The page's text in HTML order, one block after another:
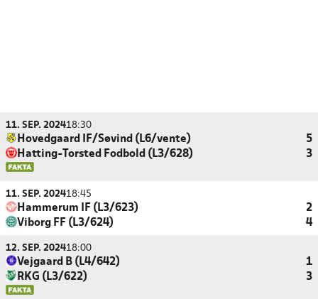
11. SEP. 202418:30
Hovedgaard IF/Søvind (L6/vente)
5
Hatting-Torsted Fodbold (L3/628)
3
11. SEP. 202418:45
Hammerum IF (L3/623)
2
Viborg FF (L3/624)
4
12. SEP. 202418:00
Vejgaard B (L4/642)
1
RKG (L3/622)
3